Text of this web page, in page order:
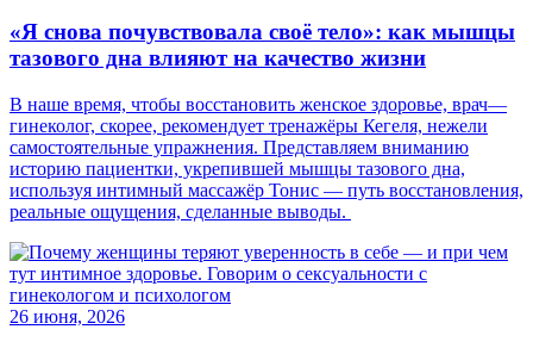
«Я снова почувствовала своё тело»: как мышцы
тазового дна влияют на качество жизни
В наше время, чтобы восстановить женское здоровье, врач—
гинеколог, скорее, рекомендует тренажёры Кегеля, нежели
самостоятельные упражнения. Представляем вниманию
историю пациентки, укрепившей мышцы тазового дна,
используя интимный массажёр Тонис — путь восстановления,
реальные ощущения, сделанные выводы.
26 июня, 2026